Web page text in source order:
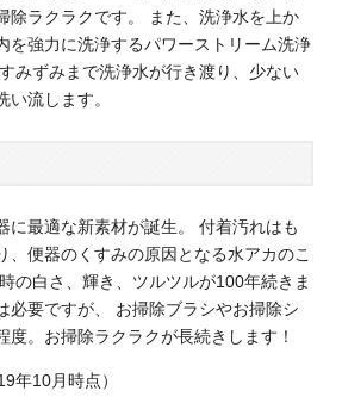
除ラクラクです。 また、洗浄水を上か
を強力に洗浄するパワーストリーム洗浄
みずみまで洗浄水が行き渡り、少ない
流します。
に最適な新素材が誕生。 付着汚れはも
、便器のくすみの原因となる水アカのこ
の白さ、輝き、ツルツルが100年続きま
要ですが、 お掃除ブラシやお掃除シ
度。お掃除ラクラクが長続きします！
年10月時点）